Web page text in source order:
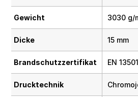
Gewicht 3030 g/
Dicke 15 mm
Brandschutzzertifikat EN
Drucktechnik